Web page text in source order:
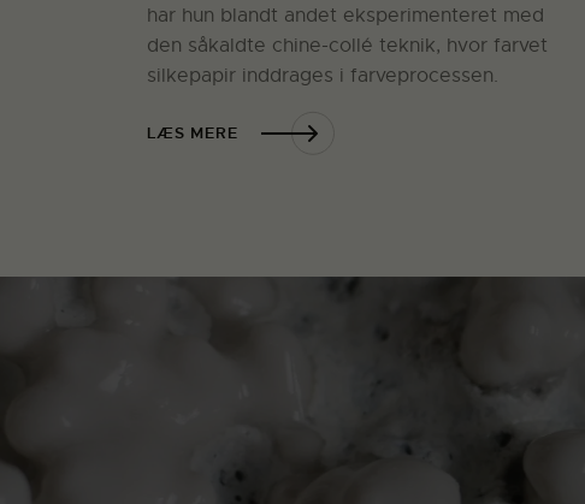
har hun blandt andet eksperimenteret med
den såkaldte chine-collé teknik, hvor farvet
silkepapir inddrages i farveprocessen.
LÆS MERE